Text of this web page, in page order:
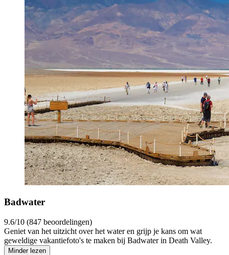
Badwater
9.6/10 (847 beoordelingen)
Geniet van het uitzicht over het water en grijp je kans om wat
geweldige vakantiefoto's te maken bij Badwater in Death Valley.
Minder lezen